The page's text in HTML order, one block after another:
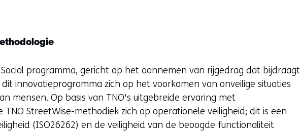
programma, gericht op het aannemen van rijgedrag dat bijdraagt
innovatieprogramma zich op het voorkomen van onveilige situaties
mensen. Op basis van TNO's uitgebreide ervaring met
TNO StreetWise-methodiek zich op operationele veiligheid; dit is een
(ISO26262) en de veiligheid van de beoogde functionaliteit